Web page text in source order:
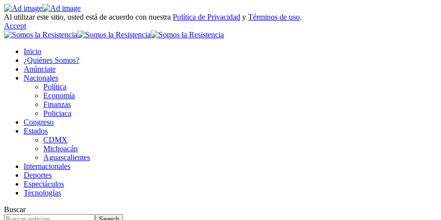
Al utilizar este sitio, usted está de acuerdo con nuestra Política de Privacidad y Términos de uso.
Accept
Inicio
¿Quiénes Somos?
Anúnciate
Nacionales
Política
Economía
Finanzas
Policiaca
Congreso
Estados
CDMX
Michoacán
Aguascalientes
Internacionales
Deportes
Espectáculos
Tecnologías
Buscar